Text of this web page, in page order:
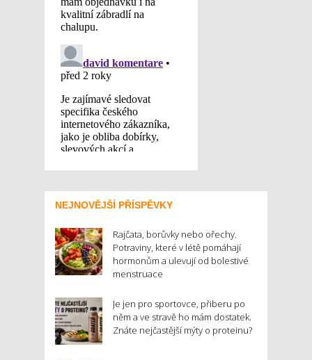
NEJNOVĚJŠÍ PŘÍSPĚVKY
Rajčata, borůvky nebo ořechy.
Potraviny, které v létě pomáhají
hormonům a ulevují od bolestivé
menstruace
Je jen pro sportovce, přiberu po
něm a ve stravě ho mám dostatek.
Znáte nejčastější mýty o proteinu?